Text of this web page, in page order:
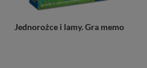
Jednorożce i lamy. Gra memo